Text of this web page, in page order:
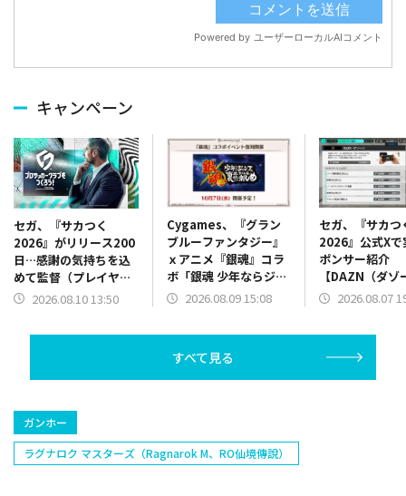
キャンペーン
セガ、『サカつく
2026』がリリース200
日…感謝の気持ちを込
めて監督（プレイヤ
ー）へ特別なプレゼン
2026.08.10 13:50
Cygames、『グラン
ブルーファンタジー』
ｘアニメ『銀魂』コラ
ボ「銀魂 少年ならジャ
ンプの裏表紙までちゃ
2026.08.09 15:08
セガ、『サカつ
2026』公式Xで
ポンサー紹介
【DAZN（ダゾ
ン）】篇をポス
2026.08.07
すべて見る
ガンホー
ラグナロク マスターズ（Ragnarok M、RO仙境傳說）